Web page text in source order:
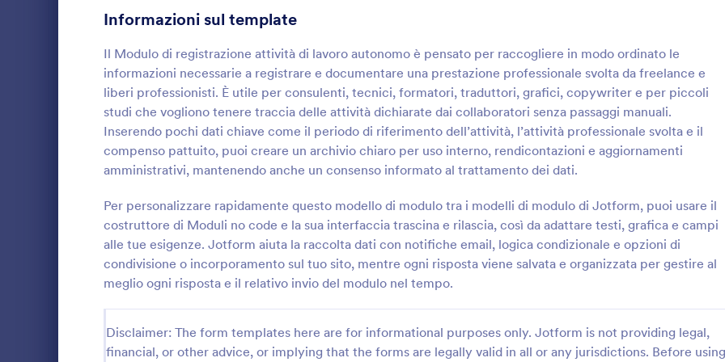
Informazioni sul template
Il Modulo di registrazione attività di lavoro autonomo è pensato per raccogliere in modo ordinato le
informazioni necessarie a registrare e documentare una prestazione professionale svolta da freelance e
liberi professionisti. È utile per consulenti, tecnici, formatori, traduttori, grafici, copywriter e per piccoli
studi che vogliono tenere traccia delle attività dichiarate dai collaboratori senza passaggi manuali.
Inserendo pochi dati chiave come il periodo di riferimento dell’attività, l’attività professionale svolta e il
compenso pattuito, puoi creare un archivio chiaro per uso interno, rendicontazioni e aggiornamenti
amministrativi, mantenendo anche un consenso informato al trattamento dei dati.
Per personalizzare rapidamente questo modello di modulo tra i modelli di modulo di Jotform, puoi usare il
costruttore di Moduli no code e la sua interfaccia trascina e rilascia, così da adattare testi, grafica e campi
alle tue esigenze. Jotform aiuta la raccolta dati con notifiche email, logica condizionale e opzioni di
condivisione o incorporamento sul tuo sito, mentre ogni risposta viene salvata e organizzata per gestire al
meglio ogni risposta e il relativo invio del modulo nel tempo.
Disclaimer: The form templates here are for informational purposes only. Jotform is not providing legal,
financial, or other advice, or implying that the forms are legally valid in all or any jurisdictions. Before using
: Modulo Per Le Registrazioni Di Lavoro
Modulo Per Le Registrazioni Di Lavoro Autonomo
Raccogli e organizza i dati delle prestazioni
registrazione attività di lavoro autonomo,
ideale per studi e piccole aziende che
vogliono centralizzare la raccolta dati e le
risposte in Jotform.
Go to Category:
Moduli Registrazione Attività
Usa Template
:
Modulo Di Registrazione
Raccogli le richieste di attivazione
configurazione del servizio
Modulo di registrazione Stripe,
aziende e consulenti che vogliono
centralizzare la raccolta dati e
risposta del modulo con Jotform.
Go to Category:
Moduli di Pagamento
Moduli di Registrazione degli Ospiti
Template Modulo Registrazione Corso 3
Moduli Registrazione Gara 3
Template Modulo Registrazione Workshop 3
Moduli Registrazione Danza 2
Moduli di Pagamento 88
Moduli di Domanda
Caricamento Documenti 201